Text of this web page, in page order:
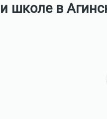
школе в